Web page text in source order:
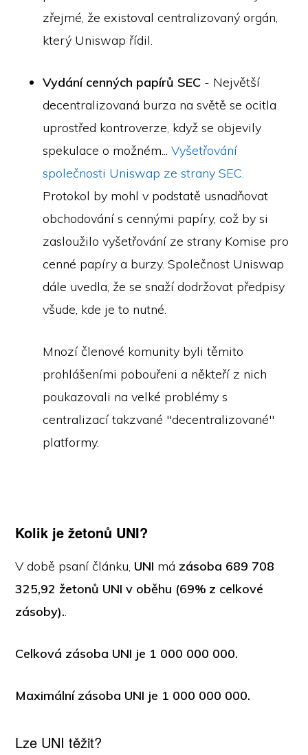
zřejmé, že existoval centralizovaný orgán,
který Uniswap řídil.
Vydání cenných papírů SEC - Největší
decentralizovaná burza na světě se ocitla
uprostřed kontroverze, když se objevily
spekulace o možném...Vyšetřování
společnosti Uniswap ze strany SEC.
Protokol by mohl v podstatě usnadňovat
obchodování s cennými papíry, což by si
zasloužilo vyšetřování ze strany Komise pro
cenné papíry a burzy. Společnost Uniswap
dále uvedla, že se snaží dodržovat předpisy
všude, kde je to nutné.
Mnozí členové komunity byli těmito
prohlášeními pobouřeni a někteří z nich
poukazovali na velké problémy s
centralizací takzvané "decentralizované"
platformy.
Kolik je žetonů UNI?
V době psaní článku, UNI má zásoba 689 708
325,92 žetonů UNI v oběhu (69% z celkové
zásoby)..
Celková zásoba UNI je 1 000 000 000.
Maximální zásoba UNI je 1 000 000 000.
Lze UNI těžit?